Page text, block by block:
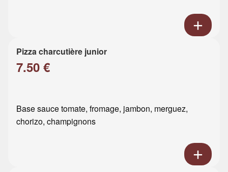
Pizza charcutière junior
7.50 €
Base sauce tomate, fromage, jambon, merguez,
chorizo, champignons